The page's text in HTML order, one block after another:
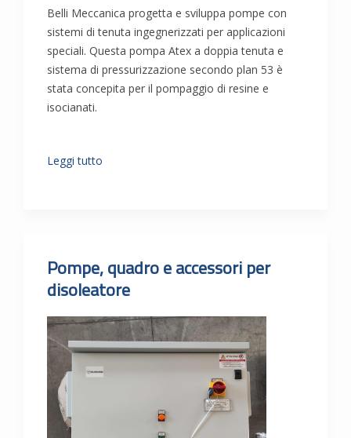
Belli Meccanica progetta e sviluppa pompe con
sistemi di tenuta ingegnerizzati per applicazioni
speciali. Questa pompa Atex a doppia tenuta e
sistema di pressurizzazione secondo plan 53 è
stata concepita per il pompaggio di resine e
isocianati.
Leggi tutto
Pompe, quadro e accessori per
disoleatore